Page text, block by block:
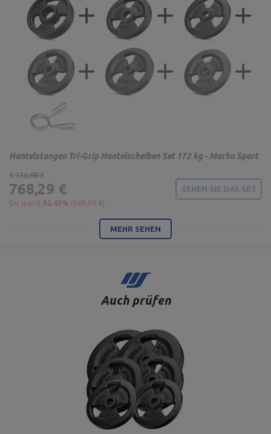
1 136,98 €
768,29 €
Du sparst 32.43% (368,69 €)
SEHEN SIE DAS SET
Hantelstangen Tri-Grip Hantelscheiben Set 172 kg - Marbo Sport
MEHR SEHEN
Auch prüfen